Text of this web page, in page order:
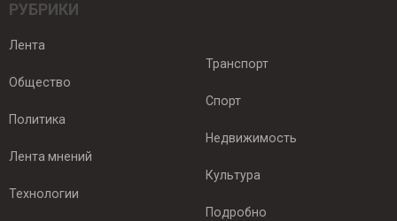
РУБРИКИ
Лента
Общество
Политика
Лента мнений
Технологии
Транспорт
Спорт
Недвижимость
Культура
Подробно